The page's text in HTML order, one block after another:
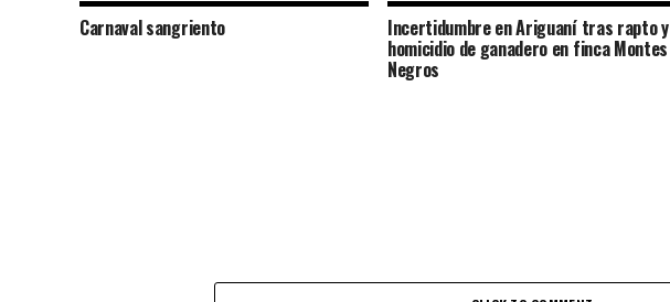
Carnaval sangriento Incertidumbre en Ariguaní tras rapto y
homicidio de ganadero en finca Montes
Negros